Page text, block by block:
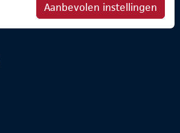
Aanbevolen instellingen